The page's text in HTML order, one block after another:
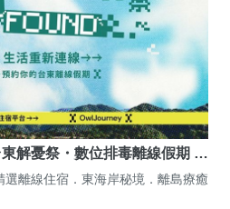
解憂祭・數位排毒離線假期 …
離線住宿．東海岸秘境．離島療癒